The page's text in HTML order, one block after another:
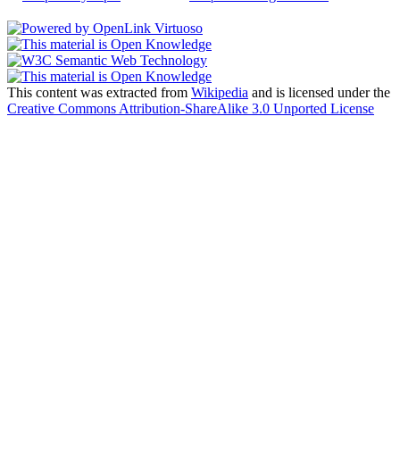
This content was extracted from Wikipedia and is licensed under the
Creative Commons Attribution-ShareAlike 3.0 Unported License